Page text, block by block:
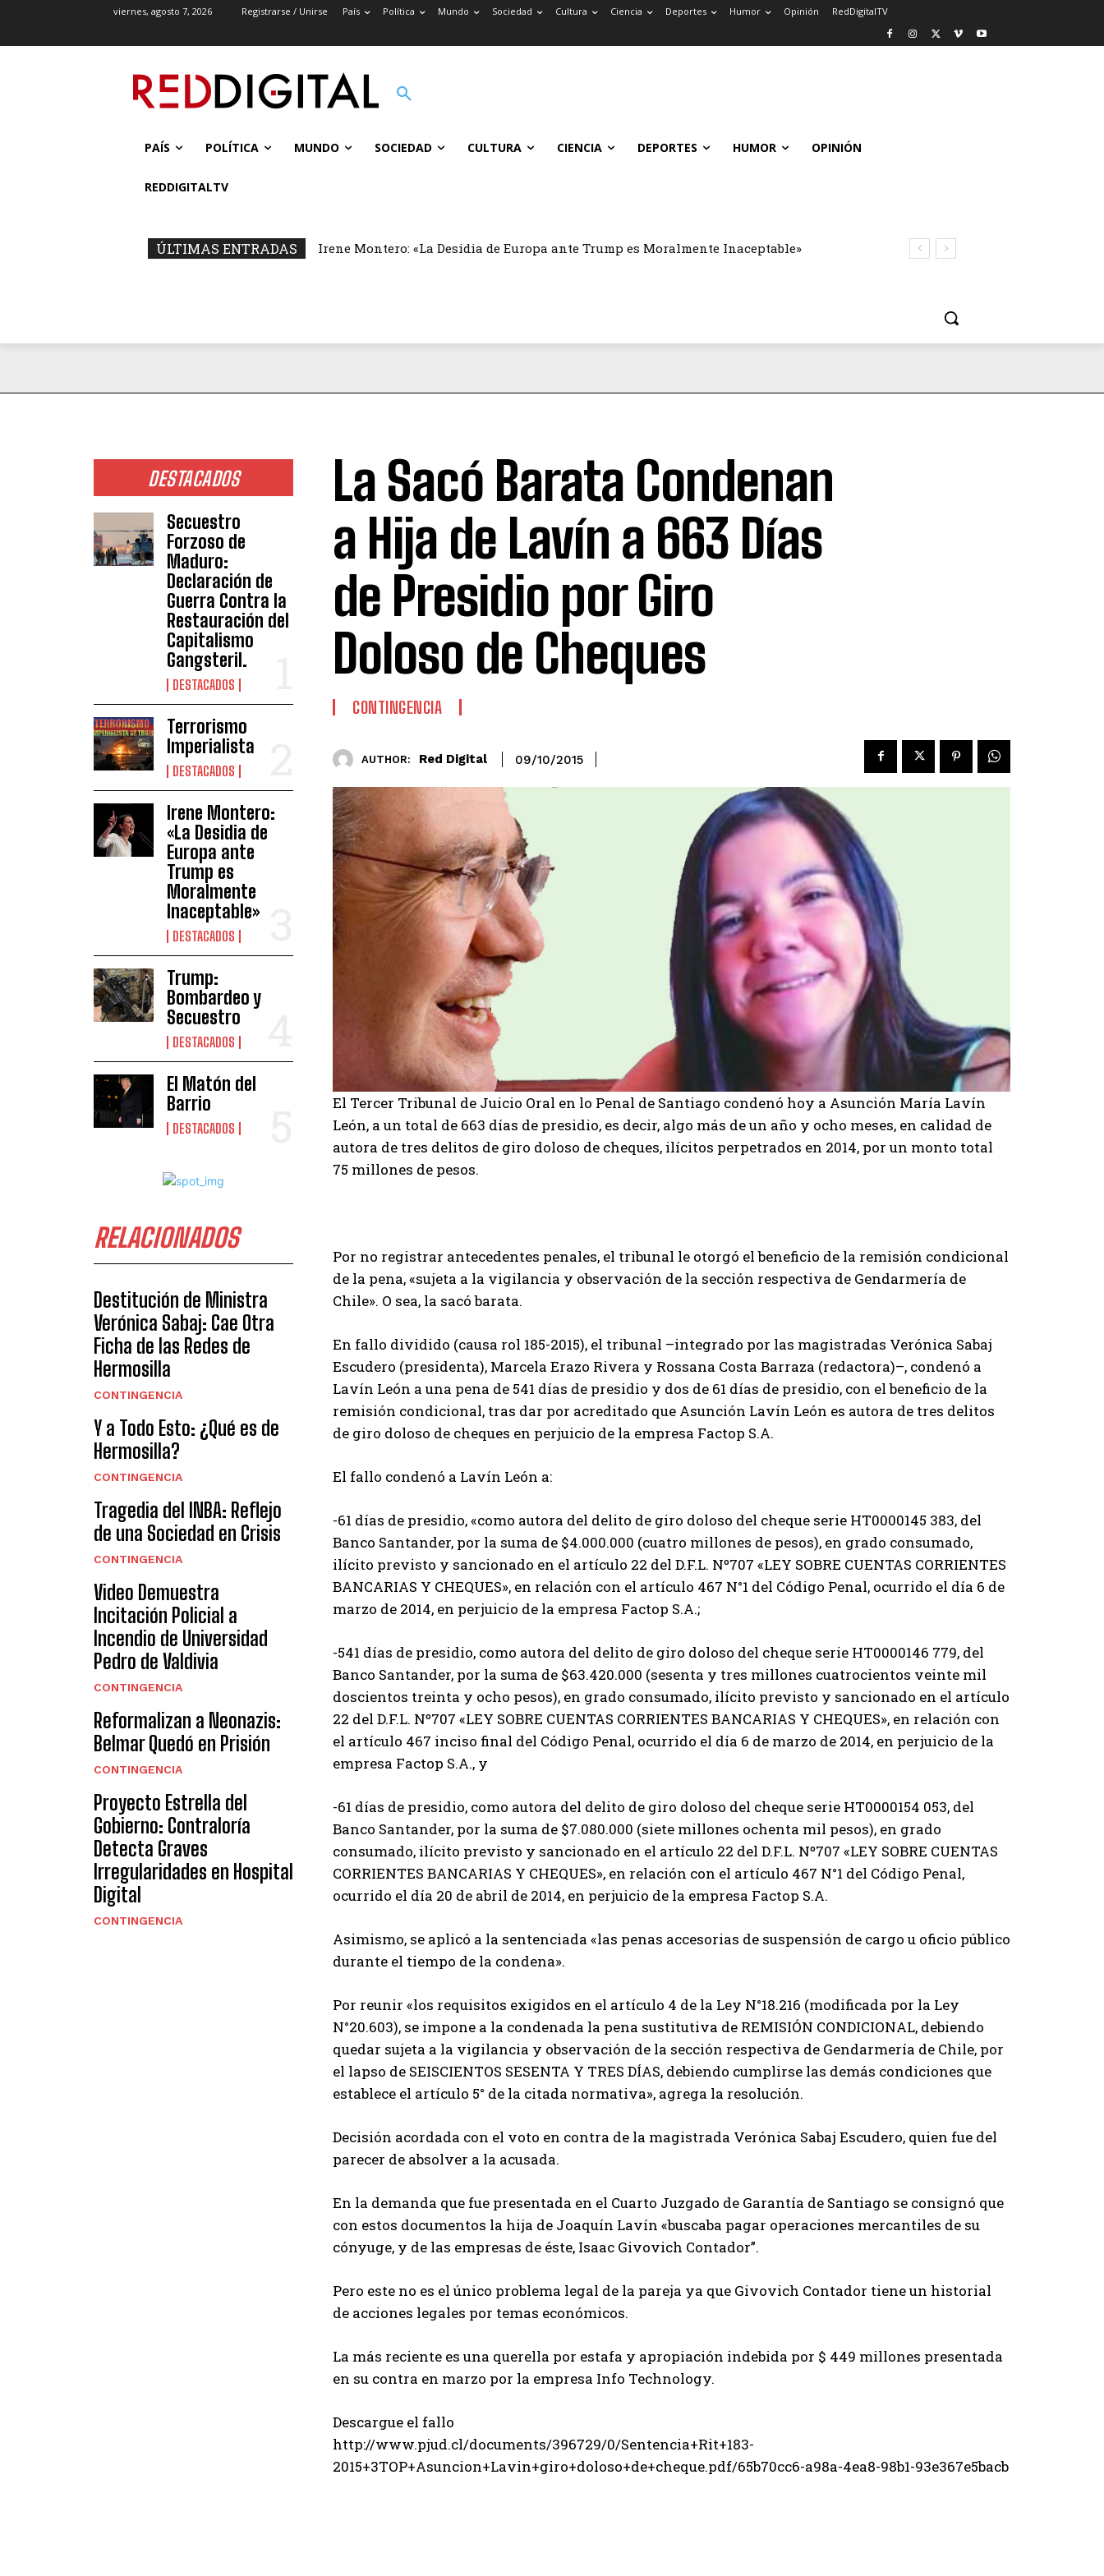
viernes, agosto 7, 2026 Registrarse / Unirse País Política Mundo Sociedad Cultura Ciencia Deportes Humor Opinión RedDigitalTV
PAÍS POLÍTICA MUNDO SOCIEDAD CULTURA CIENCIA DEPORTES HUMOR OPINIÓN
REDDIGITALTV
ÚLTIMAS ENTRADAS Irene Montero: «La Desidia de Europa ante Trump es Moralmente Inaceptable»
DESTACADOS
Secuestro
Forzoso de
Maduro:
Declaración de
Guerra Contra la
Restauración del
Capitalismo
Gangsteril.
DESTACADOS
Terrorismo
Imperialista
DESTACADOS
Irene Montero:
«La Desidia de
Europa ante
Trump es
Moralmente
Inaceptable»
DESTACADOS
Trump:
Bombardeo y
Secuestro
DESTACADOS
El Matón del
Barrio
DESTACADOS
RELACIONADOS
Destitución de Ministra
Verónica Sabaj: Cae Otra
Ficha de las Redes de
Hermosilla
CONTINGENCIA
Y a Todo Esto: ¿Qué es de
Hermosilla?
CONTINGENCIA
Tragedia del INBA: Reflejo
de una Sociedad en Crisis
CONTINGENCIA
Video Demuestra
Incitación Policial a
Incendio de Universidad
Pedro de Valdivia
CONTINGENCIA
Reformalizan a Neonazis:
Belmar Quedó en Prisión
CONTINGENCIA
Proyecto Estrella del
Gobierno: Contraloría
Detecta Graves
Irregularidades en Hospital
Digital
CONTINGENCIA
La Sacó Barata Condenan
a Hija de Lavín a 663 Días
de Presidio por Giro
Doloso de Cheques
CONTINGENCIA
AUTHOR: Red Digital 09/10/2015
El Tercer Tribunal de Juicio Oral en lo Penal de Santiago condenó hoy a Asunción María Lavín
León, a un total de 663 días de presidio, es decir, algo más de un año y ocho meses, en calidad de
autora de tres delitos de giro doloso de cheques, ilícitos perpetrados en 2014, por un monto total
75 millones de pesos.
Por no registrar antecedentes penales, el tribunal le otorgó el beneficio de la remisión condicional
de la pena, «sujeta a la vigilancia y observación de la sección respectiva de Gendarmería de
Chile». O sea, la sacó barata.
En fallo dividido (causa rol 185-2015), el tribunal –integrado por las magistradas Verónica Sabaj
Escudero (presidenta), Marcela Erazo Rivera y Rossana Costa Barraza (redactora)–, condenó a
Lavín León a una pena de 541 días de presidio y dos de 61 días de presidio, con el beneficio de la
remisión condicional, tras dar por acreditado que Asunción Lavín León es autora de tres delitos
de giro doloso de cheques en perjuicio de la empresa Factop S.A.
El fallo condenó a Lavín León a:
-61 días de presidio, «como autora del delito de giro doloso del cheque serie HT0000145 383, del
Banco Santander, por la suma de $4.000.000 (cuatro millones de pesos), en grado consumado,
ilícito previsto y sancionado en el artículo 22 del D.F.L. Nº707 «LEY SOBRE CUENTAS CORRIENTES
BANCARIAS Y CHEQUES», en relación con el artículo 467 N°1 del Código Penal, ocurrido el día 6 de
marzo de 2014, en perjuicio de la empresa Factop S.A.;
-541 días de presidio, como autora del delito de giro doloso del cheque serie HT0000146 779, del
Banco Santander, por la suma de $63.420.000 (sesenta y tres millones cuatrocientos veinte mil
doscientos treinta y ocho pesos), en grado consumado, ilícito previsto y sancionado en el artículo
22 del D.F.L. Nº707 «LEY SOBRE CUENTAS CORRIENTES BANCARIAS Y CHEQUES», en relación con
el artículo 467 inciso final del Código Penal, ocurrido el día 6 de marzo de 2014, en perjuicio de la
empresa Factop S.A., y
-61 días de presidio, como autora del delito de giro doloso del cheque serie HT0000154 053, del
Banco Santander, por la suma de $7.080.000 (siete millones ochenta mil pesos), en grado
consumado, ilícito previsto y sancionado en el artículo 22 del D.F.L. Nº707 «LEY SOBRE CUENTAS
CORRIENTES BANCARIAS Y CHEQUES», en relación con el artículo 467 N°1 del Código Penal,
ocurrido el día 20 de abril de 2014, en perjuicio de la empresa Factop S.A.
Asimismo, se aplicó a la sentenciada «las penas accesorias de suspensión de cargo u oficio público
durante el tiempo de la condena».
Por reunir «los requisitos exigidos en el artículo 4 de la Ley N°18.216 (modificada por la Ley
N°20.603), se impone a la condenada la pena sustitutiva de REMISIÓN CONDICIONAL, debiendo
quedar sujeta a la vigilancia y observación de la sección respectiva de Gendarmería de Chile, por
el lapso de SEISCIENTOS SESENTA Y TRES DÍAS, debiendo cumplirse las demás condiciones que
establece el artículo 5° de la citada normativa», agrega la resolución.
Decisión acordada con el voto en contra de la magistrada Verónica Sabaj Escudero, quien fue del
parecer de absolver a la acusada.
En la demanda que fue presentada en el Cuarto Juzgado de Garantía de Santiago se consignó que
con estos documentos la hija de Joaquín Lavín «buscaba pagar operaciones mercantiles de su
cónyuge, y de las empresas de éste, Isaac Givovich Contador”.
Pero este no es el único problema legal de la pareja ya que Givovich Contador tiene un historial
de acciones legales por temas económicos.
La más reciente es una querella por estafa y apropiación indebida por $ 449 millones presentada
en su contra en marzo por la empresa Info Technology.
Descargue el fallo
http://www.pjud.cl/documents/396729/0/Sentencia+Rit+183-
2015+3TOP+Asuncion+Lavin+giro+doloso+de+cheque.pdf/65b70cc6-a98a-4ea8-98b1-93e367e5bacb